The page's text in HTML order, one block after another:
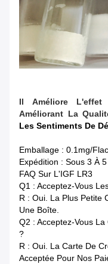
Il Améliore L'effet
Améliorant La
Les Sentiments De
Emballage : 0.1mg/
Expédition : Sous 3 À
FAQ Sur L'IGF LR3
Q1 : Acceptez-Vous
R : Oui. La Plus Petite
Une Boîte.
Q2 : Acceptez-Vous
?
R : Oui. La Carte De
Acceptée Pour Nos